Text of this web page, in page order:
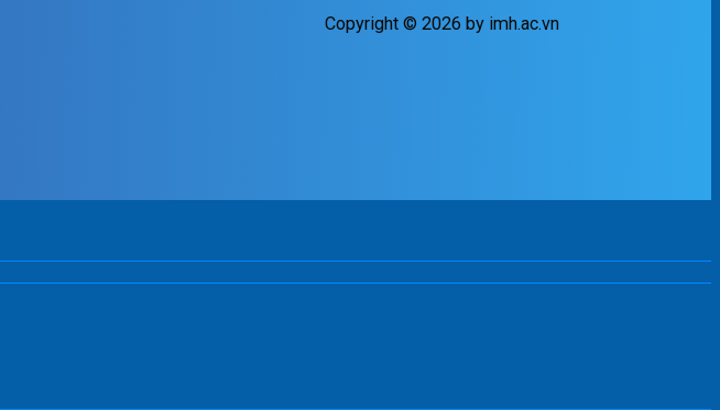
Copyright © 2026 by imh.ac.vn